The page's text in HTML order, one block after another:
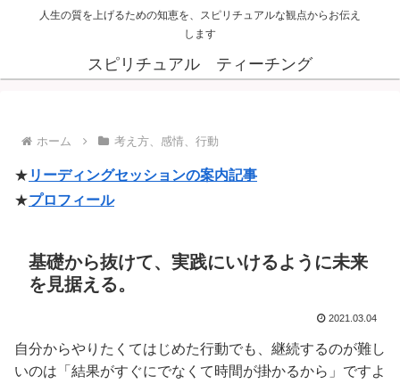
人生の質を上げるための知恵を、スピリチュアルな観点からお伝え
します
スピリチュアル ティーチング
ホーム 考え方、感情、行動
★ リーディングセッションの案内記事
★プロフィール
基礎から抜けて、実践にいけるように未来
を見据える。
2021.03.04
自分からやりたくてはじめた行動でも、継続するのが難し
いのは「結果がすぐにでなくて時間が掛かるから」ですよ